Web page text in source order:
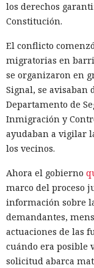
los derechos
Constitución.
El conflicto
migratorias en
se organizaron en
Signal, se avisaban
Departamento de
Inmigración y
ayudaban a vigilar
los vecinos.
Ahora el gobierno
marco del proceso
información sobre
demandantes,
actuaciones de las
cuándo era posible
solicitud abarca